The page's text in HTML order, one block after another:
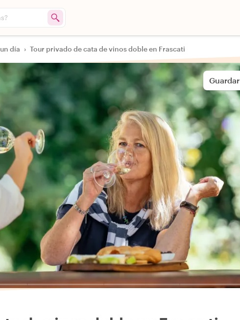
día › Tour privado de cata de vinos doble en Frascati
Guardar